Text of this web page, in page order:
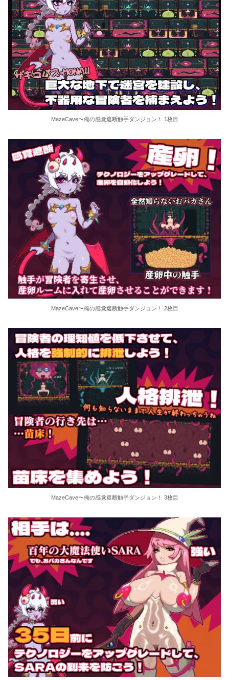
MazeCave〜俺の感覚遮断触手ダンジョン！ 1枚目
MazeCave〜俺の感覚遮断触手ダンジョン！ 2枚目
MazeCave〜俺の感覚遮断触手ダンジョン！ 3枚目